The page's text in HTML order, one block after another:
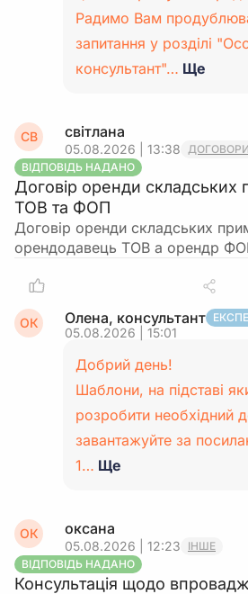
Радимо Вам
запитання у розділі
консультант"… Ще
СВ світлана
05.08.2026 | 13:38 ДОГОВОРИ
ВІДПОВІДЬ НАДАНО
Договір оренди складських
ТОВ та ФОП
Договір оренди складських
орендодавець ТОВ а орендр
ОК Олена, консультант
05.08.2026 | 15:01
Добрий день!
Шаблони, на підставі
розробити необхідний
завантажуйте за
1… Ще
ОК оксана
05.08.2026 | 12:23
ІНШЕ
ВІДПОВІДЬ НАДАНО
Консультація щодо